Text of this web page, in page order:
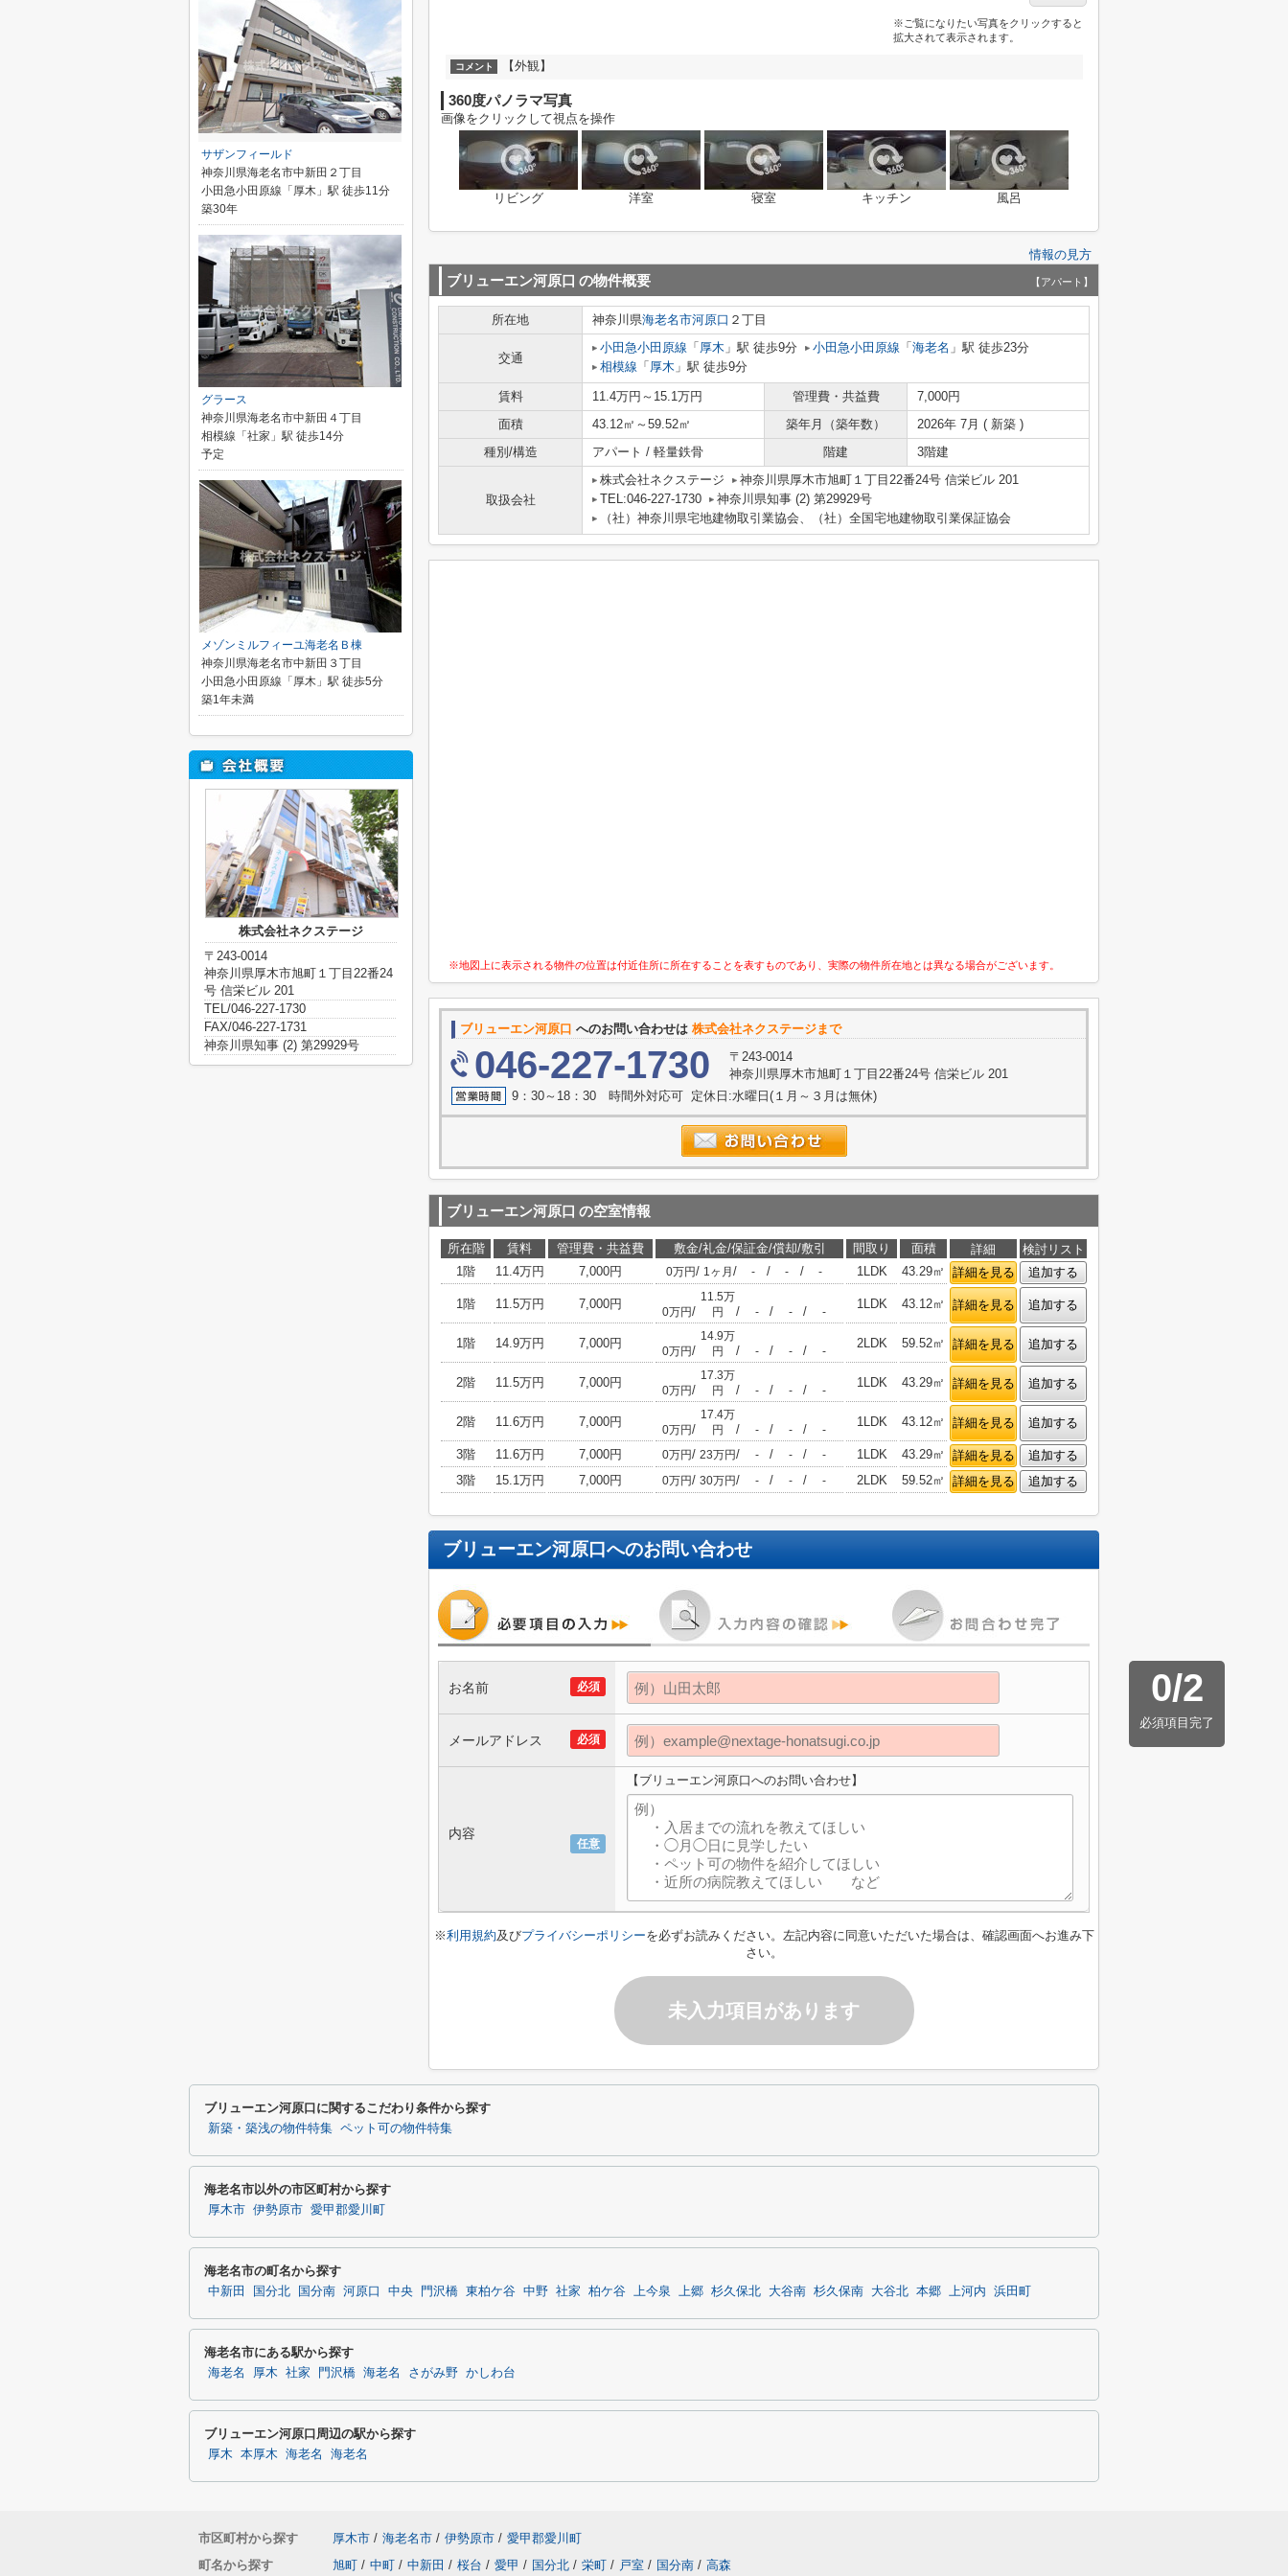
※ご覧になりたい写真をクリックすると
拡大されて表示されます。
コメント 【外観】
360度パノラマ写真
画像をクリックして視点を操作
リビング 洋室 寝室 キッチン 風呂
情報の見方
ブリューエン河原口 の物件概要 【アパート】
所在地 神奈川県海老名市河原口 ２丁目
交通
小田急小田原線 「 厚木 」駅 徒歩9分 小田急小田原線 「 海老名 」駅 徒歩23分
相模線 「 厚木 」駅 徒歩9分
賃料 11.4万円～15.1万円 管理費・共益費
7,000円
面積
43.12㎡～59.52㎡ 築年月（築年数）
2026年 7月 ( 新築 )
種別/構造
アパート / 軽量鉄骨 階建 3階建
取扱会社
株式会社ネクステージ
神奈川県厚木市旭町１丁目22番24号 信栄ビル 201
TEL:046-227-1730
神奈川県知事 (2) 第29929号
（社）神奈川県宅地建物取引業協会、（社）全国宅地建物取引業保証協会
※地図上に表示される物件の位置は付近住所に所在することを表すものであり、実際の物件所在地とは異なる場合がございます。
ブリューエン河原口 へのお問い合わせは 株式会社ネクステージまで
046-227-1730
〒243-0014
神奈川県厚木市旭町１丁目22番24号 信栄ビル 201
9：30～18：30 時間外対応可 定休日:水曜日(１月～３月は無休)
ブリューエン河原口 の空室情報
所在階 賃料 管理費・共益費 敷金/礼金/保証金/償却/敷引 間取り 面積 詳細
検討リスト
1階
11.4万円 7,000円 0万円/ 1ヶ月 / - / - / - 1LDK 43.29㎡ 詳細を見る 追加する
1階 11.5万円 7,000円
0万円/
11.5万
円
/ - / - / -
1LDK 43.12㎡ 詳細を見る 追加する
1階 14.9万円 7,000円
0万円/
14.9万
円
/ - / - / -
2LDK 59.52㎡ 詳細を見る 追加する
2階 11.5万円 7,000円
0万円/
17.3万
円
/ - / - / -
1LDK 43.29㎡ 詳細を見る 追加する
2階 11.6万円 7,000円
0万円/
17.4万
円
/ - / - / -
1LDK 43.12㎡ 詳細を見る 追加する
3階 11.6万円 7,000円 0万円/ 23万円/ - / - / - 1LDK 43.29㎡ 詳細を見る
追加する
3階
15.1万円 7,000円 0万円/ 30万円/ - / - / - 2LDK 59.52㎡ 詳細を見る 追加する
ブリューエン河原口へのお問い合わせ
0/2
必須項目完了
必須
お名前
必須
メールアドレス
任意
内容
【ブリューエン河原口へのお問い合わせ】
※利用規約及びプライバシーポリシーを必ずお読みください。左記内容に同意いただいた場合は、確認画面へお進み下
さい。
未入力項目があります
サザンフィールド
神奈川県海老名市中新田２丁目
小田急小田原線「厚木」駅 徒歩11分
築30年
グラース
神奈川県海老名市中新田４丁目
相模線「社家」駅 徒歩14分
予定
メゾンミルフィーユ海老名Ｂ棟
神奈川県海老名市中新田３丁目
小田急小田原線「厚木」駅 徒歩5分
築1年未満
株式会社ネクステージ
〒243-0014
神奈川県厚木市旭町１丁目22番24
号 信栄ビル 201
TEL/046-227-1730
FAX/046-227-1731
神奈川県知事 (2) 第29929号
ブリューエン河原口に関するこだわり条件から探す
新築・築浅の物件特集 ペット可の物件特集
海老名市以外の市区町村から探す
厚木市 伊勢原市 愛甲郡愛川町
海老名市の町名から探す
中新田 国分北 国分南 河原口 中央 門沢橋 東柏ケ谷 中野 社家 柏ケ谷 上今泉 上郷 杉久保北 大谷南 杉久保南 大谷北 本郷 上河内 浜田町
海老名市にある駅から探す
海老名 厚木 社家 門沢橋 海老名 さがみ野 かしわ台
ブリューエン河原口周辺の駅から探す
厚木 本厚木 海老名 海老名
市区町村から探す 厚木市 / 海老名市 / 伊勢原市 / 愛甲郡愛川町
町名から探す
旭町 / 中町 / 中新田 / 桜台 / 愛甲 / 国分北 / 栄町 / 戸室 / 国分南 / 高森